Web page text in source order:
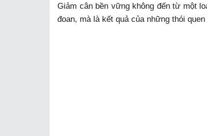
Giảm cân bền vững không đến từ một
đoan, mà là kết quả của những thói